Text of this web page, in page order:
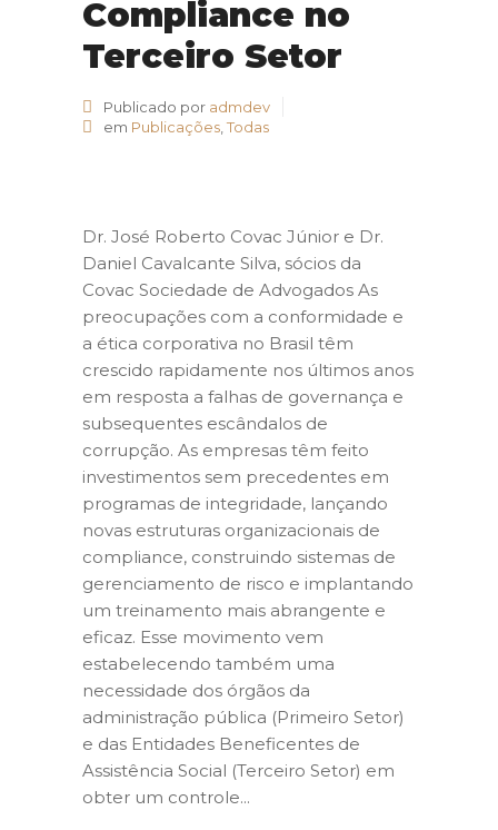
Compliance no
Terceiro Setor
Publicado por admdev
em Publicações,Todas
Dr. José Roberto Covac Júnior e Dr.
Daniel Cavalcante Silva, sócios da
Covac Sociedade de Advogados As
preocupações com a conformidade e
a ética corporativa no Brasil têm
crescido rapidamente nos últimos anos
em resposta a falhas de governança e
subsequentes escândalos de
corrupção. As empresas têm feito
investimentos sem precedentes em
programas de integridade, lançando
novas estruturas organizacionais de
compliance, construindo sistemas de
gerenciamento de risco e implantando
um treinamento mais abrangente e
eficaz. Esse movimento vem
estabelecendo também uma
necessidade dos órgãos da
administração pública (Primeiro Setor)
e das Entidades Beneficentes de
Assistência Social (Terceiro Setor) em
obter um controle...